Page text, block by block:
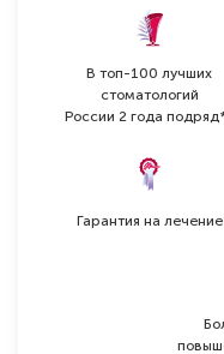
В топ-100 лучших
стоматологий
России 2 года
Гарантия на лечение